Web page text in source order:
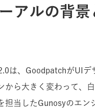
アルの背景
は、GoodpatchがUI
から大きく変わって、
担当したGunosyのエ